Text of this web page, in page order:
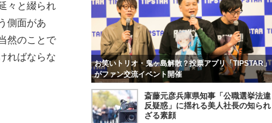
々と綴られ
側面があ
然のことで
ればならな
お笑いトリオ・鬼ヶ島解散？投票アプリ「TIPSTAR」
がファン交流イベント開催
斎藤元彦兵庫県知事「公職選挙法違
反疑惑」に揺れる美人社長の知られ
ざる素顔